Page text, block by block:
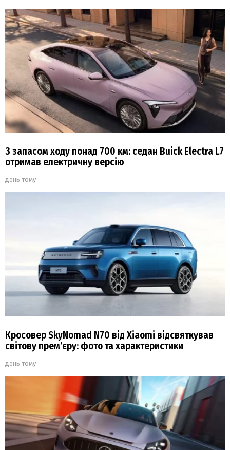
З запасом ходу понад 700 км: седан Buick Electra L7
отримав електричну версію
день тому
Кросовер SkyNomad N70 від Xiaomi відсвяткував
світову прем’єру: фото та характеристики
день тому